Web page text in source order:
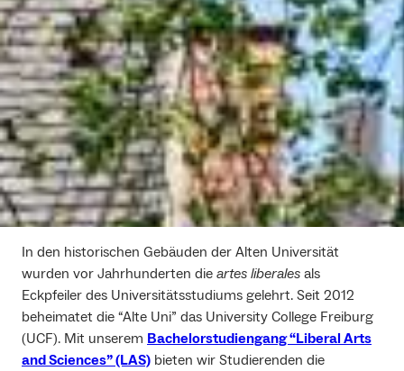
In den historischen Gebäuden der Alten Universität
wurden vor Jahrhunderten die artes liberales als
Eckpfeiler des Universitätsstudiums gelehrt. Seit 2012
beheimatet die “Alte Uni” das University College Freiburg
(UCF). Mit unserem Bachelorstudiengang “Liberal Arts
and Sciences” (LAS) bieten wir Studierenden die